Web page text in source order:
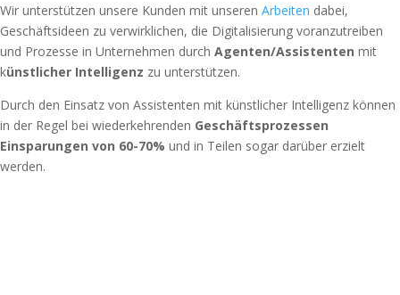
Wir unterstützen unsere Kunden mit unseren Arbeiten dabei,
Geschäftsideen zu verwirklichen, die Digitalisierung voranzutreiben
und Prozesse in Unternehmen durch Agenten/Assistenten mit
künstlicher Intelligenz zu unterstützen.
Durch den Einsatz von Assistenten mit künstlicher Intelligenz können
in der Regel bei wiederkehrenden Geschäftsprozessen
Einsparungen von 60-70% und in Teilen sogar darüber erzielt
werden.